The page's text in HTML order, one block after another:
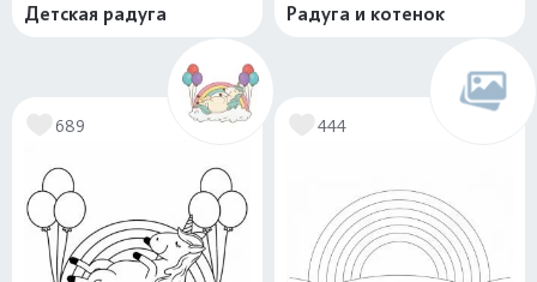
Детская радуга Радуга и котенок
689 444